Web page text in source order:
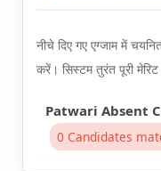
नीचे दिए गए एग्जाम में
करें। सिस्टम तुरंत पूरी मेरिट
Patwari Absent
0 Candidates